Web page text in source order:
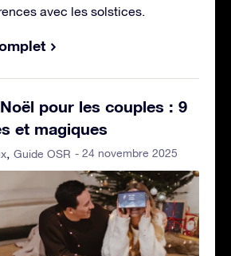
avec les solstices.
pour les couples : 9
et magiques
Guide OSR - 24 novembre 2025